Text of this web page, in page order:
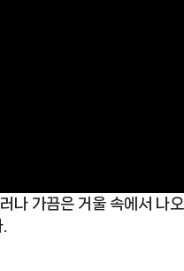
나 가끔은 거울 속에서 나오